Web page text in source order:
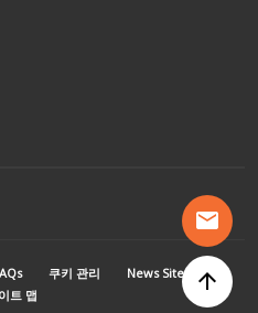
mail
arrow_upward
쿠키 관리
News Sitemap
트 맵